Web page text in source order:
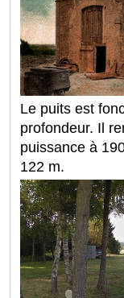
Le puits est
profondeur. Il
puissance à
122 m.